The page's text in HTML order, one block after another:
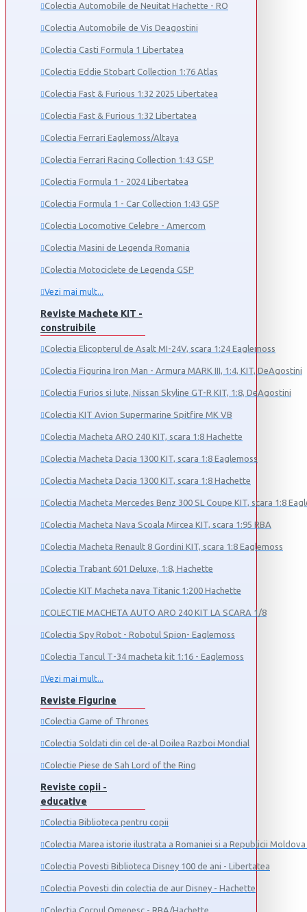
Colectia Automobile de Neuitat Hachette - RO
Colectia Automobile de Vis Deagostini
Colectia Casti Formula 1 Libertatea
Colectia Eddie Stobart Collection 1:76 Atlas
Colectia Fast & Furious 1:32 2025 Libertatea
Colectia Fast & Furious 1:32 Libertatea
Colectia Ferrari Eaglemoss/Altaya
Colectia Ferrari Racing Collection 1:43 GSP
Colectia Formula 1 - 2024 Libertatea
Colectia Formula 1 - Car Collection 1:43 GSP
Colectia Locomotive Celebre - Amercom
Colectia Masini de Legenda Romania
Colectia Motociclete de Legenda GSP
Vezi mai mult...
Reviste Machete KIT -
construibile
Colectia Elicopterul de Asalt MI-24V, scara 1:24 Eaglemoss
Colectia Figurina Iron Man - Armura MARK III, 1:4, KIT, DeAgostini
Colectia Furios si Iute, Nissan Skyline GT-R KIT, 1:8, DeAgostini
Colectia KIT Avion Supermarine Spitfire MK VB
Colectia Macheta ARO 240 KIT, scara 1:8 Hachette
Colectia Macheta Dacia 1300 KIT, scara 1:8 Eaglemoss
Colectia Macheta Dacia 1300 KIT, scara 1:8 Hachette
Colectia Macheta Mercedes Benz 300 SL Coupe KIT, scara 1:8
Colectia Macheta Nava Scoala Mircea KIT, scara 1:95 RBA
Colectia Macheta Renault 8 Gordini KIT, scara 1:8 Eaglemoss
Colectia Trabant 601 Deluxe, 1:8, Hachette
Colectie KIT Macheta nava Titanic 1:200 Hachette
COLECTIE MACHETA AUTO ARO 240 KIT LA SCARA 1/8
Colectia Spy Robot - Robotul Spion- Eaglemoss
Colectia Tancul Т-34 macheta kit 1:16 - Eaglemoss
Vezi mai mult...
Reviste Figurine
Colectia Game of Thrones
Colectia Soldati din cel de-al Doilea Razboi Mondial
Colectie Piese de Sah Lord of the Ring
Reviste copii -
educative
Colectia Biblioteca pentru copii
Colectia Marea istorie ilustrata a Romaniei si a Republicii
Colectia Povesti Biblioteca Disney 100 de ani - Libertatea
Colectia Povesti din colectia de aur Disney - Hachette
Colectia Corpul Omenesc - RBA/Hachette